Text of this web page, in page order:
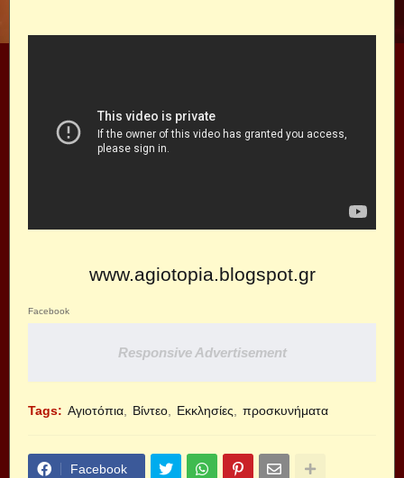
www.agiotopia.blogspot.gr
Facebook
Responsive Advertisement
Tags: Αγιοτόπια Βίντεο Εκκλησίες προσκυνήματα
Facebook